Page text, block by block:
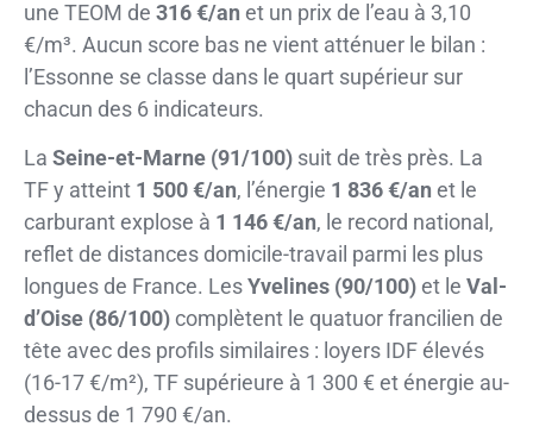
une TEOM de 316 €/an et un prix de l’eau à 3,10
€/m³. Aucun score bas ne vient atténuer le bilan :
l’Essonne se classe dans le quart supérieur sur
chacun des 6 indicateurs.
La Seine-et-Marne (91/100) suit de très près. La
TF y atteint 1 500 €/an, l’énergie 1 836 €/an et le
carburant explose à 1 146 €/an, le record national,
reflet de distances domicile-travail parmi les plus
longues de France. LesYvelines (90/100)et le Val-
d’Oise (86/100)complètent le quatuor francilien de
tête avec des profils similaires : loyers IDF élevés
(16-17 €/m²), TF supérieure à 1 300 € et énergie au-
dessus de 1 790 €/an.